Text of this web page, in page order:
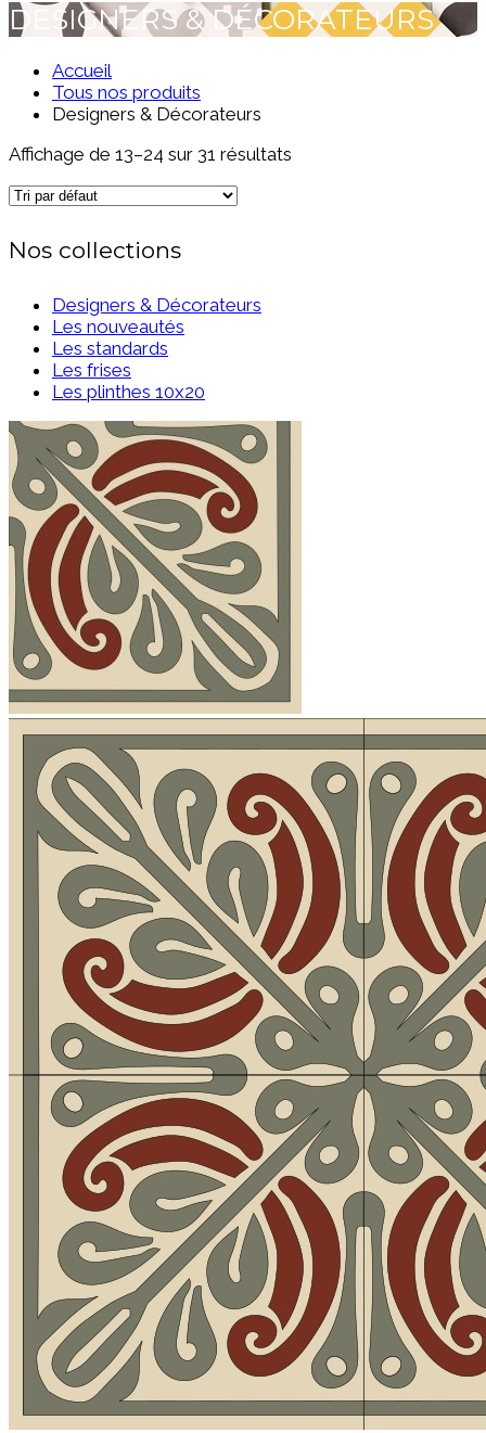
DESIGNERS & DÉCORATEURS
Accueil
Tous nos produits
Designers & Décorateurs
Affichage de 13–24 sur 31 résultats
Nos collections
Designers & Décorateurs
Les nouveautés
Les standards
Les frises
Les plinthes 10x20